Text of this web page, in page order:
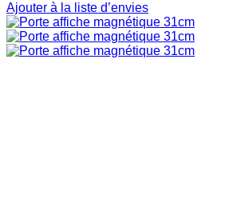
Ajouter à la liste d’envies